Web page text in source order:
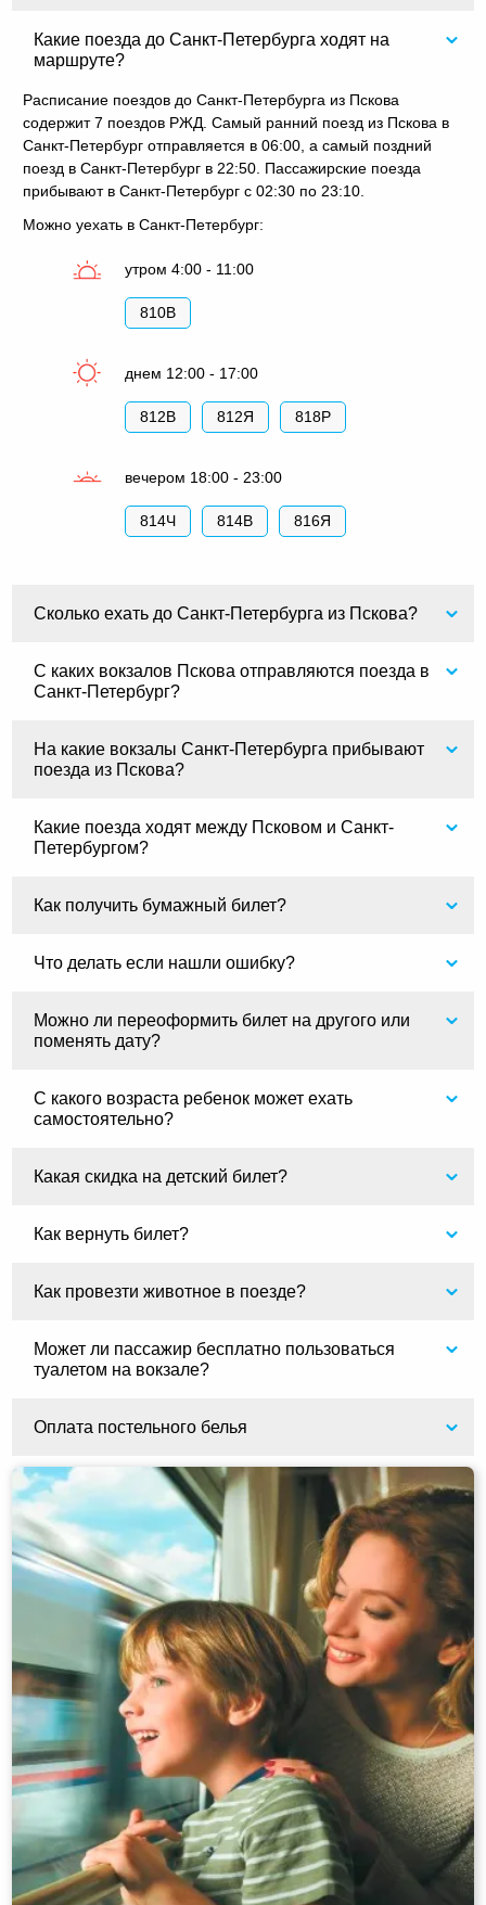
Какие поезда до Санкт-Петербурга ходят на
маршруте?
Расписание поездов до Санкт-Петербурга из Пскова
содержит 7 поездов РЖД. Самый ранний поезд из Пскова в
Санкт-Петербург отправляется в 06:00, а самый поздний
поезд в Санкт-Петербург в 22:50. Пассажирские поезда
прибывают в Санкт-Петербург с 02:30 по 23:10.
Можно уехать в Санкт-Петербург:
утром 4:00 - 11:00
810В
днем 12:00 - 17:00
812В 812Я 818Р
вечером 18:00 - 23:00
814Ч 814В 816Я
Сколько ехать до Санкт-Петербурга из Пскова?
С каких вокзалов Пскова отправляются поезда в
Санкт-Петербург?
На какие вокзалы Санкт-Петербурга прибывают
поезда из Пскова?
Какие поезда ходят между Псковом и Санкт-
Петербургом?
Как получить бумажный билет?
Что делать если нашли ошибку?
Можно ли переоформить билет на другого или
поменять дату?
С какого возраста ребенок может ехать
самостоятельно?
Какая скидка на детский билет?
Как вернуть билет?
Как провезти животное в поезде?
Может ли пассажир бесплатно пользоваться
туалетом на вокзале?
Оплата постельного белья